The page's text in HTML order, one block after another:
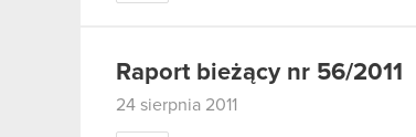
Raport bieżący nr 56/2011
24 sierpnia 2011